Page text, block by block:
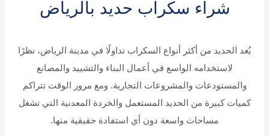
شراء سكراب حديد بالرياض
يُعد الحديد من أكثر أنواع السكراب تداولًا في مدينة الرياض، نظرًا
لاستخدامه الواسع في أعمال البناء والتشييد والمصانع
والمستودعات والمشروعات التجارية. ومع مرور الوقت تتراكم
كميات كبيرة من الحديد المستعمل والخردة المعدنية التي تشغل
مساحات واسعة دون أي استفادة حقيقية منها.